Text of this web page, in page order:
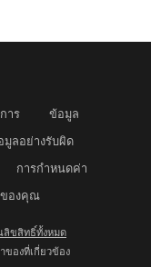
าร
ข้อมูล
มูลอย่างรับผิด
การกำหนดค่า
ของคุณ
ลิขสิทธิ์ทั้งหมด
ของที่เกี่ยวข้อง